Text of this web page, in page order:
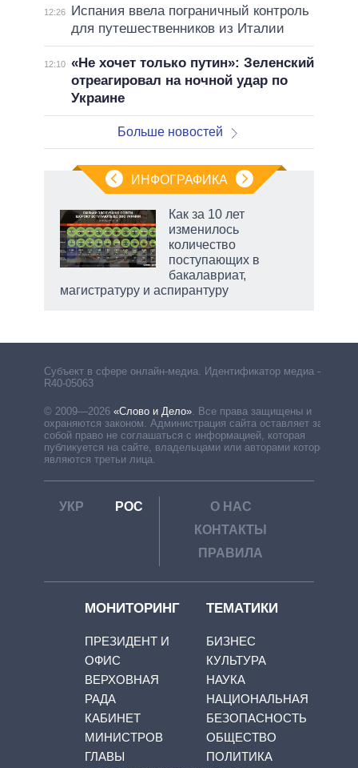
12:26
Испания ввела пограничный контроль
для путешественников из Италии
12:10 «Не хочет только путин»: Зеленский
отреагировал на ночной удар по
Украине
Больше новостей
ИНФОГРАФИКА
Как за 10 лет
изменилось
количество
поступающих в
бакалавриат,
магистратуру и аспирантуру
Субъект в сфере онлайн-медиа. Идентификатор медиа –
R40-05063
© 2009—2026 «Слово и Дело» Все права защищены и
охраняются законом. Администрация сайта оставляет за
собой право не соглашаться с информацией, которая
публикуется на сайте, владельцами или авторами которой
являются третьи лица.
УКР РОС
О НАС
КОНТАКТЫ
ПРАВИЛА
МОНИТОРИНГ
ПРЕЗИДЕНТ И
ОФИС
ВЕРХОВНАЯ
РАДА
КАБИНЕТ
МИНИСТРОВ
ГЛАВЫ
ТЕМАТИКИ
БИЗНЕС
КУЛЬТУРА
НАУКА
НАЦИОНАЛЬНАЯ
БЕЗОПАСНОСТЬ
ОБЩЕСТВО
ПОЛИТИКА